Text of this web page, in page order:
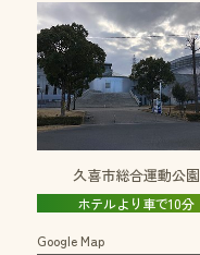
久喜市総合運動公園
ホテルより車で10分
Google Map